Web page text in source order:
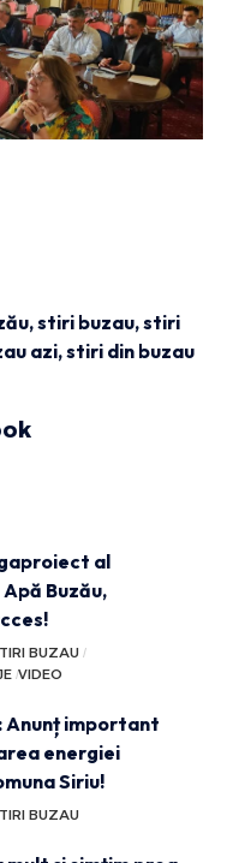
,stiri buzau,stiri
azi,stiri din buzau
al
Buzău,
BUZAU
VIDEO
Anunț important
energiei
Siriu!
BUZAU